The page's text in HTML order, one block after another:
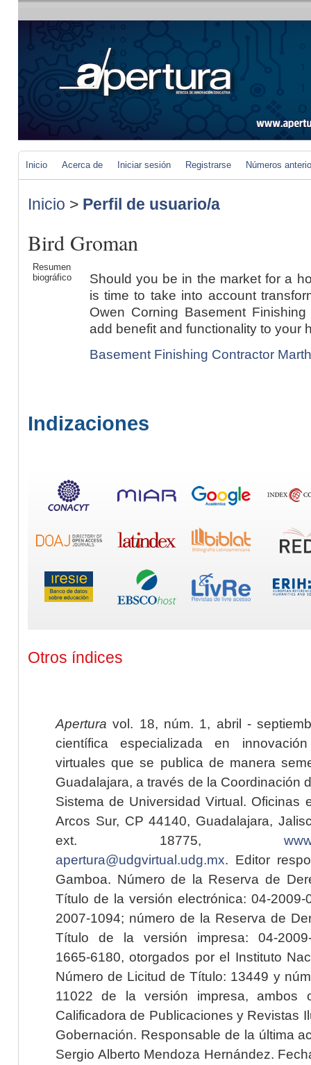
Inicio Acerca de Iniciar sesión Registrarse Números
Inicio > Perfil de usuario/a
Bird Groman
Resumen
biográfico
Should you be in the market for a
is time to take into account
Owen Corning Basement
add benefit and functionality to your
Basement Finishing Contractor
Indizaciones
Otros índices
Apertura vol. 18, núm. 1, abril -
científica especializada en
virtuales que se publica de manera
Guadalajara, a través de la Coordinación
Sistema de Universidad Virtual. Oficinas
Arcos Sur, CP 44140, Guadalajara,
ext. 18775,
apertura@udgvirtual.udg.mx. Editor
Gamboa. Número de la Reserva de
Título de la versión electrónica: 04-2009-
2007-1094; número de la Reserva de
Título de la versión impresa: 04-2009-
1665-6180, otorgados por el Instituto
Número de Licitud de Título: 13449 y
11022 de la versión impresa, ambos
Calificadora de Publicaciones y Revistas
Gobernación. Responsable de la última
Sergio Alberto Mendoza Hernández.